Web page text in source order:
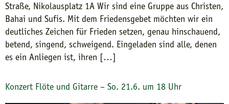
Straße, Nikolausplatz 1A Wir sind eine Gruppe aus Christen,
Bahai und Sufis. Mit dem Friedensgebet möchten wir ein
deutliches Zeichen für Frieden setzen, genau hinschauend,
betend, singend, schweigend. Eingeladen sind alle, denen
es ein Anliegen ist, ihren […]
Konzert Flöte und Gitarre – So. 21.6. um 18 Uhr